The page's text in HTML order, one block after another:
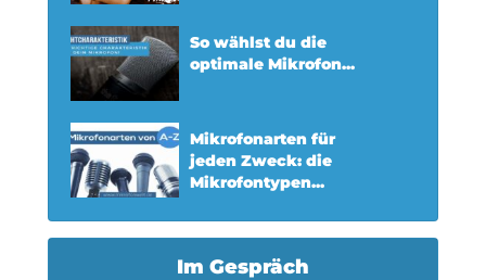
So wählst du die
optimale Mikrofon...
Mikrofonarten für
jeden Zweck: die
Mikrofontypen...
Im Gespräch